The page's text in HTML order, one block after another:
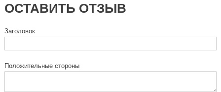
ОСТАВИТЬ ОТЗЫВ
Заголовок
Положительные стороны